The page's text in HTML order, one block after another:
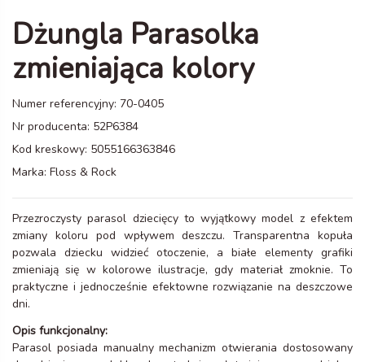
Dżungla Parasolka
zmieniająca kolory
Numer referencyjny: 70-0405
Nr producenta: 52P6384
Kod kreskowy: 5055166363846
Marka: Floss & Rock
Przezroczysty parasol dziecięcy to wyjątkowy model z efektem
zmiany koloru pod wpływem deszczu. Transparentna kopuła
pozwala dziecku widzieć otoczenie, a białe elementy grafiki
zmieniają się w kolorowe ilustracje, gdy materiał zmoknie. To
praktyczne i jednocześnie efektowne rozwiązanie na deszczowe
dni.
Opis funkcjonalny:
Parasol posiada manualny mechanizm otwierania dostosowany